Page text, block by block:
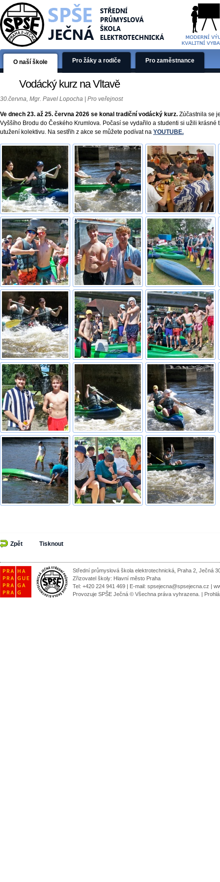
O naší škole Pro žáky a rodiče Pro zaměstnance
Vodácký kurz na Vltavě
30.června, Mgr. Pavel Lopocha | Pro veřejnost
Ve dnech 23. až 25. června 2026 se konal tradiční vodácký kurz. Zúčastnila se
Vyššího Brodu do Českého Krumlova. Počasí se vydařilo a studenti si užili krásné
utužení kolektivu. Na sestřih z akce se můžete podívat na YOUTUBE.
Zpět Tisknout
Střední průmyslová škola elektrotechnická, Praha 2, Ječná
Zřizovatel školy: Hlavní město Praha
Tel: +420 224 941 469 | E-mail: spsejecna@spsejecna.cz |
Provozuje SPŠE Ječná © Všechna práva vyhrazena. |